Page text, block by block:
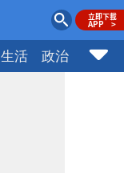
生活 政治 社會